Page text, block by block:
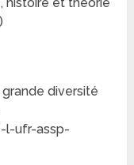
diversité
l-ufr-assp-